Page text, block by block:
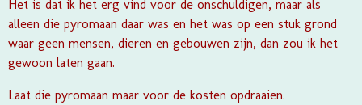
Het is dat ik het erg vind voor de onschuldigen, maar als
alleen die pyromaan daar was en het was op een stuk grond
waar geen mensen, dieren en gebouwen zijn, dan zou ik het
gewoon laten gaan.
Laat die pyromaan maar voor de kosten opdraaien.